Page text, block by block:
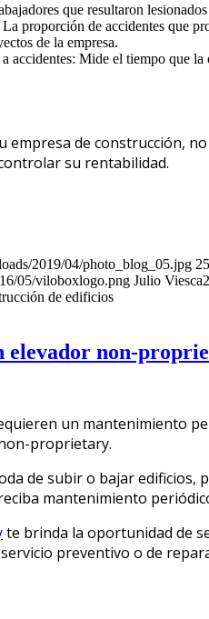
que resultaron
proporción de accidentes que
de la empresa.
accidentes: Mide el tiempo que la
empresa de construcción,
su rentabilidad.
2019/04/photo_blog_05.jpg
05/viloboxlogo.png Julio Viesca
de edificios
elevador non-
un mantenimiento
proprietary.
de subir o bajar edificios,
mantenimiento
te brinda la oportunidad de
preventivo o de